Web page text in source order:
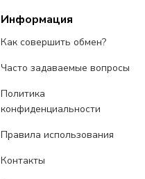
Информация
Как совершить обмен?
Часто задаваемые вопросы
Политика
конфиденциальности
Правила использования
Контакты